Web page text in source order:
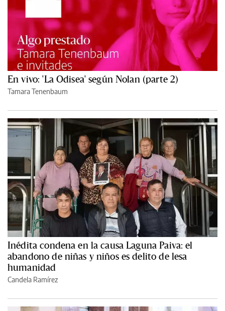
En vivo: 'La Odisea' según Nolan (parte 2)
Tamara Tenenbaum
Inédita condena en la causa Laguna Paiva: el
abandono de niñas y niños es delito de lesa
humanidad
Candela Ramírez